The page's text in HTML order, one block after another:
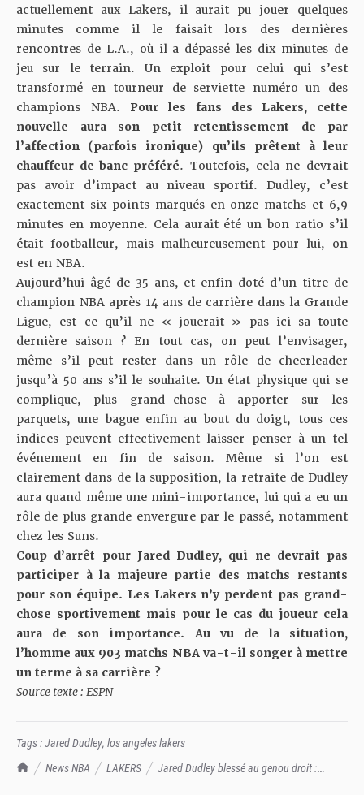
TrashTalk Actu NBA
News NBA LAKERS
Jared Dudley blessé au genou droit :
actuellement aux Lakers, il aurait pu jouer quelques
minutes comme il le faisait lors des dernières
rencontres de L.A., où il a dépassé les dix minutes de
jeu sur le terrain. Un exploit pour celui qui s’est
transformé en tourneur de serviette numéro un des
champions NBA. Pour les fans des Lakers, cette
nouvelle aura son petit retentissement de par
l’affection (parfois ironique) qu’ils prêtent à leur
chauffeur de banc préféré. Toutefois, cela ne devrait
pas avoir d’impact au niveau sportif. Dudley, c’est
exactement six points marqués en onze matchs et 6,9
minutes en moyenne. Cela aurait été un bon ratio s’il
était footballeur, mais malheureusement pour lui, on
est en NBA.
Aujourd’hui âgé de 35 ans, et enfin doté d’un titre de
champion NBA après 14 ans de carrière dans la Grande
Ligue, est-ce qu’il ne « jouerait » pas ici sa toute
dernière saison ? En tout cas, on peut l’envisager,
même s’il peut rester dans un rôle de cheerleader
jusqu’à 50 ans s’il le souhaite. Un état physique qui se
complique, plus grand-chose à apporter sur les
parquets, une bague enfin au bout du doigt, tous ces
indices peuvent effectivement laisser penser à un tel
événement en fin de saison. Même si l’on est
clairement dans de la supposition, la retraite de Dudley
aura quand même une mini-importance, lui qui a eu un
rôle de plus grande envergure par le passé, notamment
chez les Suns.
Coup d’arrêt pour Jared Dudley, qui ne devrait pas
participer à la majeure partie des matchs restants
pour son équipe. Les Lakers n’y perdent pas grand-
chose sportivement mais pour le cas du joueur cela
aura de son importance. Au vu de la situation,
l’homme aux 903 matchs NBA va-t-il songer à mettre
un terme à sa carrière ?
Source texte : ESPN
Tags :Jared Dudley, los angeles lakers